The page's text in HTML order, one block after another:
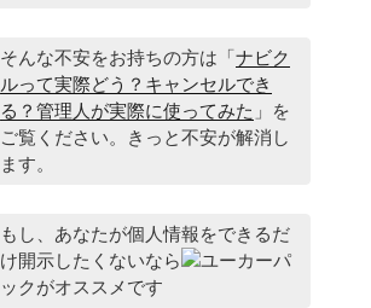
そんな不安をお持ちの方は「ナビク
ルって実際どう？キャンセルでき
る？管理人が実際に使ってみた 」を
ご覧ください。きっと不安が解消し
ます。
もし、あなたが個人情報をできるだ
け開示したくないなら
ユーカーパ
ックがオススメです